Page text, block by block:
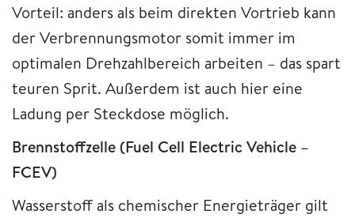
Vorteil: anders als beim direkten Vortrieb kann
der Verbrennungsmotor somit immer im
optimalen Drehzahlbereich arbeiten – das spart
teuren Sprit. Außerdem ist auch hier eine
Ladung per Steckdose möglich.
Brennstoffzelle (Fuel Cell Electric Vehicle –
FCEV)
Wasserstoff als chemischer Energieträger gilt